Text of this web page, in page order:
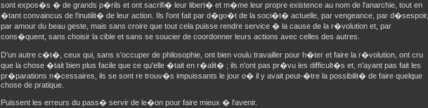
sont expos�s � de grands p�rils et ont sacrifi� leur libert� et m�me leur propre existence au nom de l'anarchie, tout en
�tant convaincus de l'inutilit� de leur action. Ils l'ont fait par d�go�t de la soci�t� actuelle, par vengeance, par d�sespoir,
par amour du beau geste, mais sans croire que tout cela puisse rendre service � la cause de la r�volution et, par
cons�quent, sans choisir la cible et sans se soucier de coordonner leurs actions avec celles des autres.
D'un autre c�t�, ceux qui, sans s'occuper de philosophie, ont bien voulu travailler pour h�ter et faire la r�volution, ont cru
que la chose �tait bien plus facile que ce qu'elle �tait en r�alit� ; ils n'ont pas pr�vu les difficult�s et, n'ayant pas fait les
pr�parations n�cessaires, ils se sont re trouv�s impuissants le jour o� il y avait peut-�tre la possibilit� de faire quelque
chose de pratique.
Puissent les erreurs du pass� servir de le�on pour faire mieux � l'avenir.